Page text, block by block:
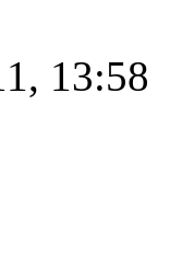
13:58